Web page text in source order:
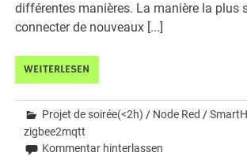
différentes manières. La manière la plus
connecter de nouveaux [...]
WEITERLESEN
Projet de soirée(<2h) / Node Red /
zigbee2mqtt
Kommentar hinterlassen